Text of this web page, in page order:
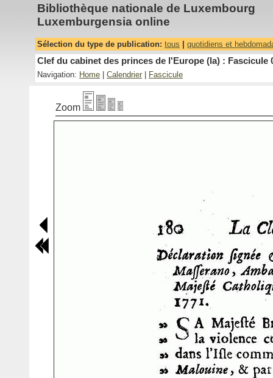
Bibliothèque nationale de Luxembourg
Luxemburgensia online
Sélection du type de publication: tous quotidiens et
Clef du cabinet des princes de l'Europe (la) : Fascicule
Navigation: Home Calendrier Fascicule
Zoom